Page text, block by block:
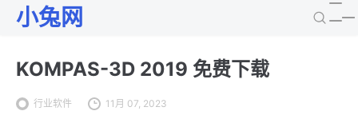
小兔网
KOMPAS-3D 2019 免费下载
行业软件 11月 07, 2023